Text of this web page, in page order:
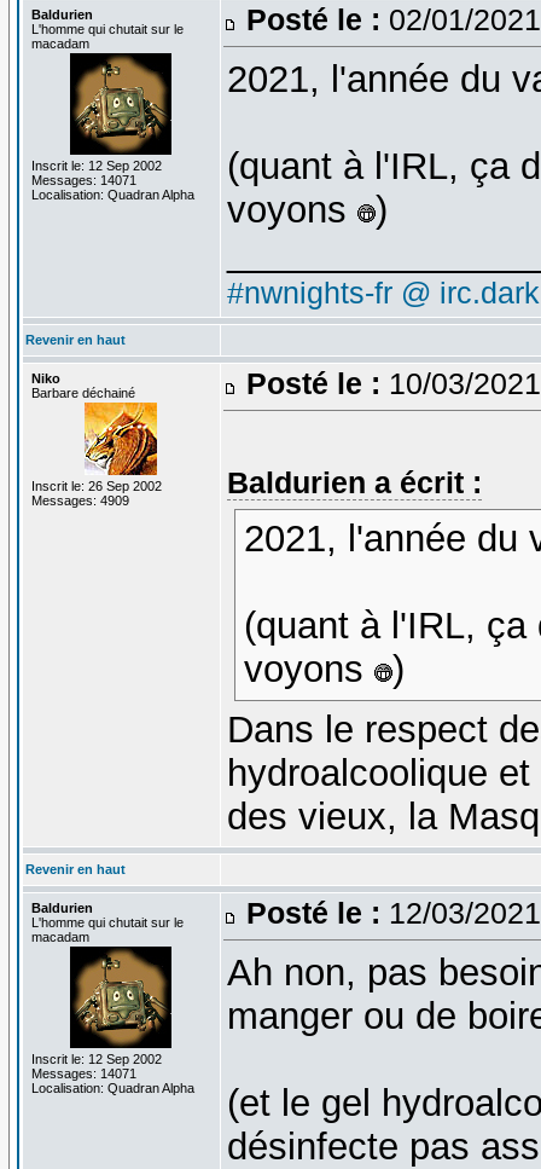
Baldurien
L'homme qui chutait sur le
macadam
Inscrit le: 12 Sep 2002
Messages: 14071
Localisation: Quadran Alpha
Posté le : 02/01/
2021, l'année du
(quant à l'IRL, ça
voyons
)
#nwnights-fr @
Revenir en haut
Niko
Barbare déchainé
Inscrit le: 26 Sep 2002
Messages: 4909
Posté le : 10/03/
Baldurien a écrit :
2021, l'année du
(quant à l'IRL, ça
voyons
)
Dans le respect
hydroalcoolique
des vieux, la
Revenir en haut
Baldurien
L'homme qui chutait sur le
macadam
Inscrit le: 12 Sep 2002
Messages: 14071
Localisation: Quadran Alpha
Posté le : 12/03/
Ah non, pas
manger ou de
(et le gel
désinfecte pas